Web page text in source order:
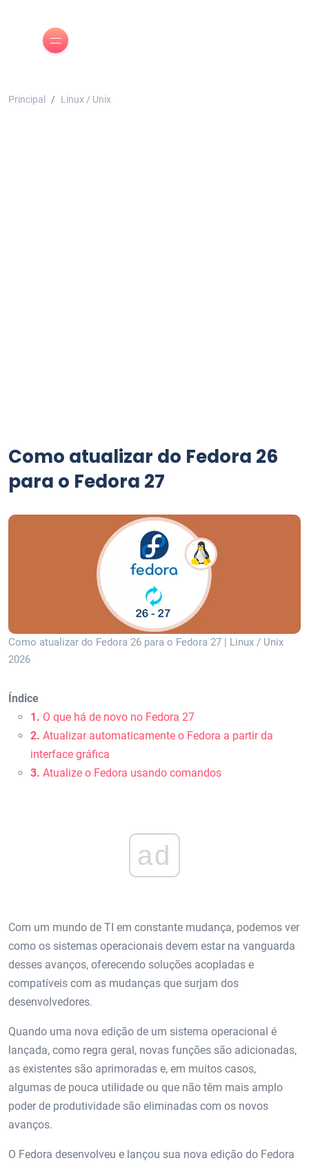
Principal Linux / Unix
Como atualizar do Fedora 26
para o Fedora 27
Como atualizar do Fedora 26 para o Fedora 27 | Linux / Unix
2026
Índice
1. O que há de novo no Fedora 27
2. Atualizar automaticamente o Fedora a partir da
interface gráfica
3. Atualize o Fedora usando comandos
ad
Com um mundo de TI em constante mudança, podemos ver
como os sistemas operacionais devem estar na vanguarda
desses avanços, oferecendo soluções acopladas e
compatíveis com as mudanças que surjam dos
desenvolvedores.
Quando uma nova edição de um sistema operacional é
lançada, como regra geral, novas funções são adicionadas,
as existentes são aprimoradas e, em muitos casos,
algumas de pouca utilidade ou que não têm mais amplo
poder de produtividade são eliminadas com os novos
avanços.
O Fedora desenvolveu e lançou sua nova edição do Fedora